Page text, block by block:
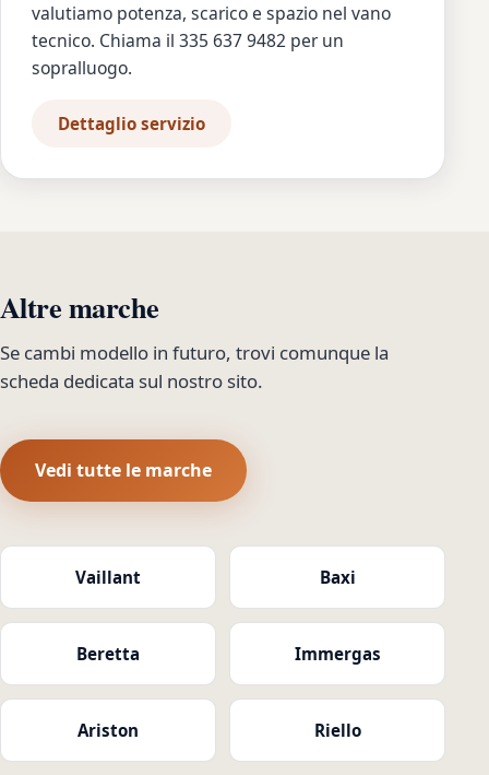
valutiamo potenza, scarico e spazio nel vano
tecnico. Chiama il 335 637 9482 per un
sopralluogo.
Dettaglio servizio
Altre marche
Se cambi modello in futuro, trovi comunque la
scheda dedicata sul nostro sito.
Vedi tutte le marche
Vaillant Baxi
Beretta Immergas
Ariston Riello